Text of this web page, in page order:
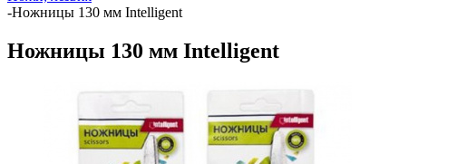
-Ножницы 130 мм Intelligent
Ножницы 130 мм Intelligent